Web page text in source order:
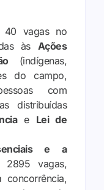
40 vagas no
às Ações
(indígenas,
do campo,
com
distribuídas
e Lei de
e a
vagas,
concorrência,